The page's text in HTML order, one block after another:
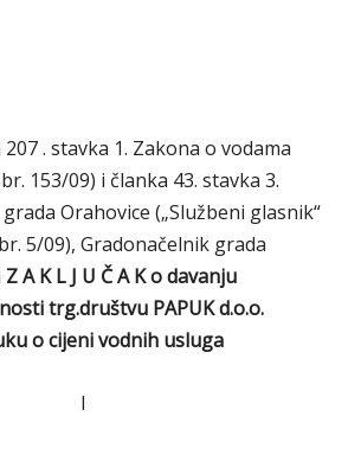
. stavka 1. Zakona o vodama
153/09) i članka 43. stavka 3.
Orahovice („Službeni glasnik“
5/09), Gradonačelnik grada
Z A K L J U Č A K o davanju
trg.društvu PAPUK d.o.o.
o cijeni vodnih usluga
I